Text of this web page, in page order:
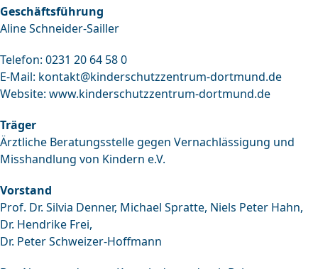
Geschäftsführung
Aline Schneider-Sailler
Telefon: 0231 20 64 58 0
E-Mail: kontakt@kinderschutzzentrum-dortmund.de
Website: www.kinderschutzzentrum-dortmund.de
Träger
Ärztliche Beratungsstelle gegen Vernachlässigung und
Misshandlung von Kindern e.V.
Vorstand
Prof. Dr. Silvia Denner, Michael Spratte, Niels Peter Hahn,
Dr. Hendrike Frei,
Dr. Peter Schweizer-Hoffmann